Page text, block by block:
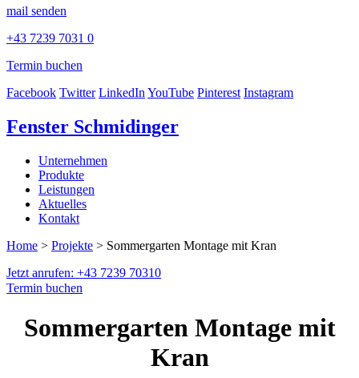
mail senden
+43 7239 7031 0
Termin buchen
Facebook Twitter LinkedInYouTube Pinterest Instagram
Fenster Schmidinger
Unternehmen
Produkte
Leistungen
Aktuelles
Kontakt
Home > Projekte > Sommergarten Montage mit Kran
Jetzt anrufen: +43 7239 70310
Termin buchen
Sommergarten Montage mit
Kran